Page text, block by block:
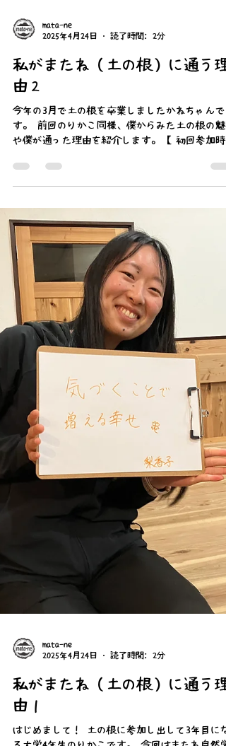
mata-ne
私がまたね（土の根）に通う理
由２
今年の3月で土の根を卒業しましたかねちゃんで
す。 前回のりかこ同様、僕からみた土の根の魅
思い】 初めての参加は12月開催の狩猟体験でし
た。きっかけは後輩の紹介で、自分の興味のあっ
成できた目的】 狩猟について、実際のハンター
方の指導のもと、多くのことを学ぶ事ができまし
た。狩猟の背景や目的、法のもと考慮すべき事
項、実際の罠のかけ方やそのコツなど…教科書で
は網羅できない細かい点まで知る事が出来まし
た。 【参加してから気づいた土の根の特徴】 た
だ狩猟の学びがあっただけではありませんでし
た。自然の中での暮らしを通して、仲間との協力
のあり方、日々持つべき心構えなど、これから大
人として生きていく上で重要な気づきも多く得る
ことができました。これは普通の自然体験以上の
体験で、土の根の特徴だと思います。 【オスス
したい理由】 私はそれ以降も複数回参加し、人
自然の関わりについて多角的な知見を得られたと
同時に、人としての成長も出
mata-ne
2025年4月24日
読了時間: 2分
私がまたね（土の根）に通う理
由１